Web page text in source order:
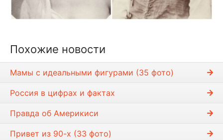
Похожие новости
Мамы с идеальными фигурами (35 фото)
Россия в цифрах и фактах
Правда об Америкиси
Привет из 90-х (33 фото)